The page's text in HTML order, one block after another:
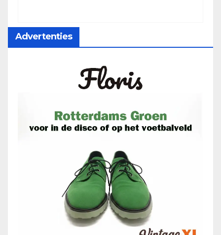
Advertenties